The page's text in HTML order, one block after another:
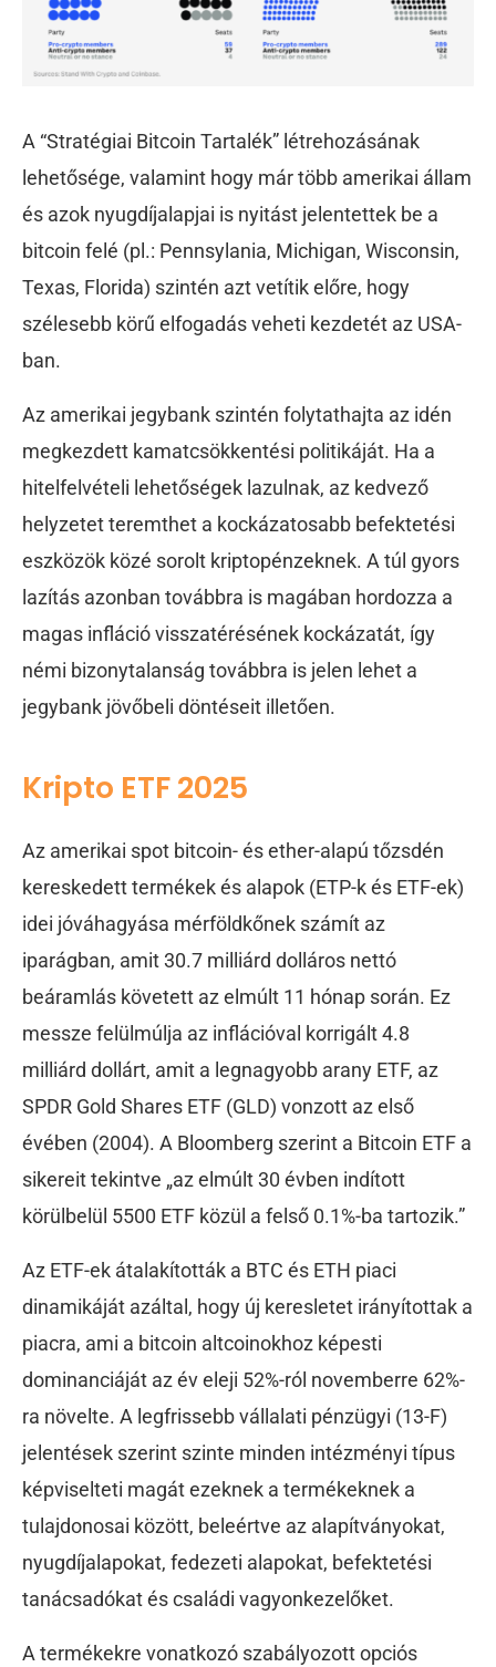
A “Stratégiai Bitcoin Tartalék” létrehozásának
lehetősége, valamint hogy már több amerikai állam
és azok nyugdíjalapjai is nyitást jelentettek be a
bitcoin felé (pl.: Pennsylania, Michigan, Wisconsin,
Texas, Florida) szintén azt vetítik előre, hogy
szélesebb körű elfogadás veheti kezdetét az USA-
ban.
Az amerikai jegybank szintén folytathajta az idén
megkezdett kamatcsökkentési politikáját. Ha a
hitelfelvételi lehetőségek lazulnak, az kedvező
helyzetet teremthet a kockázatosabb befektetési
eszközök közé sorolt kriptopénzeknek. A túl gyors
lazítás azonban továbbra is magában hordozza a
magas infláció visszatérésének kockázatát, így
némi bizonytalanság továbbra is jelen lehet a
jegybank jövőbeli döntéseit illetően.
Kripto ETF 2025
Az amerikai spot bitcoin- és ether-alapú tőzsdén
kereskedett termékek és alapok (ETP-k és ETF-ek)
idei jóváhagyása mérföldkőnek számít az
iparágban, amit 30.7 milliárd dolláros nettó
beáramlás követett az elmúlt 11 hónap során. Ez
messze felülmúlja az inflációval korrigált 4.8
milliárd dollárt, amit a legnagyobb arany ETF, az
SPDR Gold Shares ETF (GLD) vonzott az első
évében (2004). A Bloomberg szerint a Bitcoin ETF a
sikereit tekintve „az elmúlt 30 évben indított
körülbelül 5500 ETF közül a felső 0.1%-ba tartozik.”
Az ETF-ek átalakították a BTC és ETH piaci
dinamikáját azáltal, hogy új keresletet irányítottak a
piacra, ami a bitcoin altcoinokhoz képesti
dominanciáját az év eleji 52%-ról novemberre 62%-
ra növelte. A legfrissebb vállalati pénzügyi (13-F)
jelentések szerint szinte minden intézményi típus
képviselteti magát ezeknek a termékeknek a
tulajdonosai között, beleértve az alapítványokat,
nyugdíjalapokat, fedezeti alapokat, befektetési
tanácsadókat és családi vagyonkezelőket.
A termékekre vonatkozó szabályozott opciós